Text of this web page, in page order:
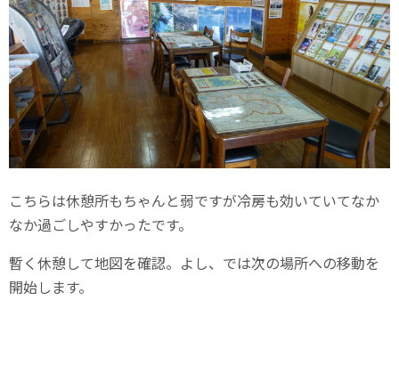
こちらは休憩所もちゃんと弱ですが冷房も効いていてなか
なか過ごしやすかったです。
暫く休憩して地図を確認。よし、では次の場所への移動を
開始します。